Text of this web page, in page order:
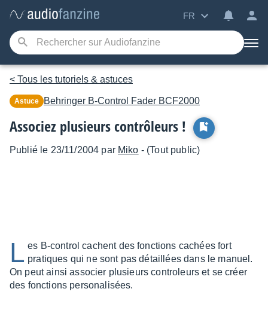
FR
< Tous les tutoriels & astuces
Astuce Behringer B-Control Fader BCF2000
Associez plusieurs contrôleurs !
Publié le 23/11/2004 par Miko - (Tout public)
L es B-control cachent des fonctions cachées fort
pratiques qui ne sont pas détaillées dans le manuel.
On peut ainsi associer plusieurs controleurs et se créer
des fonctions personalisées.